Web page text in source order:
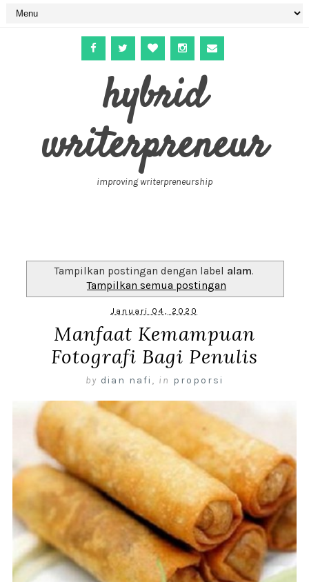
hybrid
writerpreneur
improving writerpreneurship
Tampilkan postingan dengan label alam.
Tampilkan semua postingan
Januari 04, 2020
Manfaat Kemampuan
Fotografi Bagi Penulis
by dian nafi , in proporsi